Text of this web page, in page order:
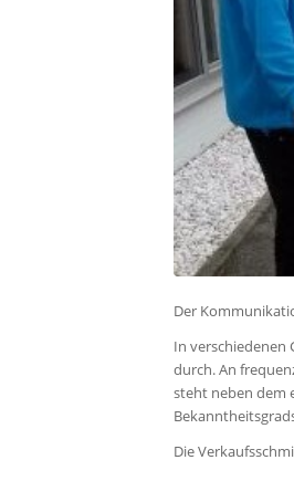
Der
In verschiedenen
durch. An
steht neben dem
Die